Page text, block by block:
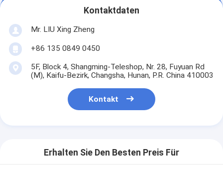
Kontaktdaten
Mr. LIU Xing Zheng
+86 135 0849 0450
5F, Block 4, Shangming-Teleshop, Nr. 28, Fuyuan Rd
(M), Kaifu-Bezirk, Changsha, Hunan, P.R. China 410003
Kontakt
Erhalten Sie Den Besten Preis Für